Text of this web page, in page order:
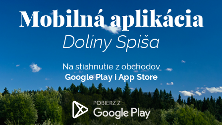
Mobilná aplikácia
Doliny Spiša
Na stiahnutie z obchodov
Google Play i App Store